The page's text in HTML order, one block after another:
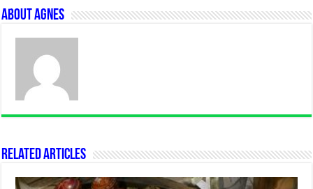
About Agnes
Related Articles